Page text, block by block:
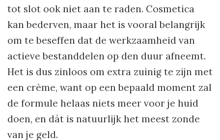
tot slot ook niet aan te raden. Cosmetica
kan bederven, maar het is vooral belangrijk
om te beseffen dat de werkzaamheid van
actieve bestanddelen op den duur afneemt.
Het is dus zinloos om extra zuinig te zijn met
een crème, want op een bepaald moment zal
de formule helaas niets meer voor je huid
doen, en dát is natuurlijk het meest zonde
van je geld.